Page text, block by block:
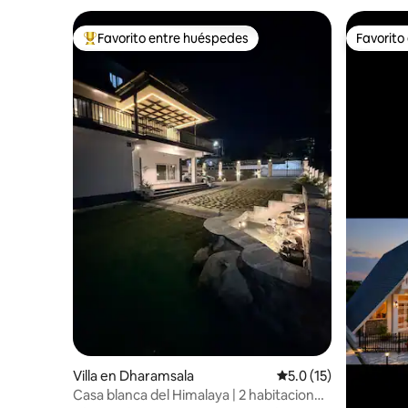
De los mejores en Favorito entre huéspedes
Favorito entre huéspedes
Villa en Dharamsala Calificación
5.0 (15)
Casa blanca del Himalaya | 2 habitaciones